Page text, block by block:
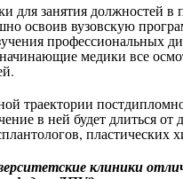
для занятия должностей в
освоив вузовскую
профессиональных
медики все
траектории
в ней будет длиться от
, пластических
клиники